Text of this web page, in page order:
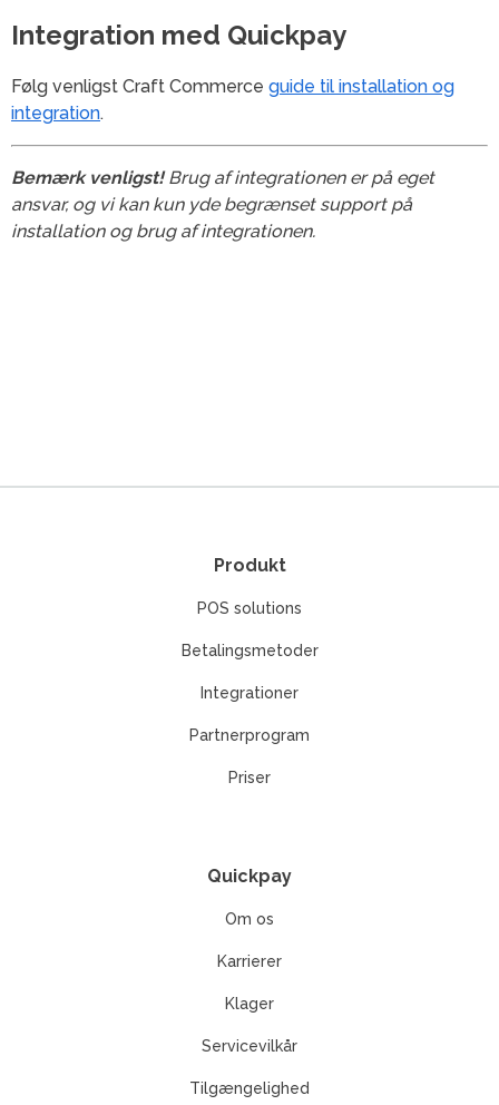
Integration med Quickpay
Følg venligst Craft Commerce guide til installation og
integration.
Bemærk venligst!Brug af integrationen er på eget
ansvar, og vi kan kun yde begrænset support på
installation og brug af integrationen.
Produkt
POS solutions
Betalingsmetoder
Integrationer
Partnerprogram
Priser
Quickpay
Om os
Karrierer
Klager
Servicevilkår
Tilgængelighed